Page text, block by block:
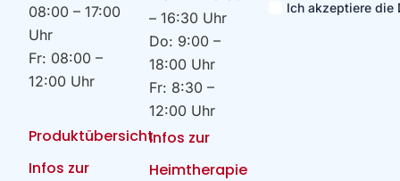
08:00 – 17:00
Uhr
Fr: 08:00 –
12:00 Uhr
Produktübersicht
Infos zur
– 16:30 Uhr
Do: 9:00 –
18:00 Uhr
Fr: 8:30 –
12:00 Uhr
Infos zur
Heimtherapie
Ich akzeptiere die